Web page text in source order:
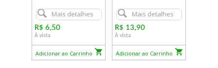
Mais detalhes
R$ 6,50
À vista
Adicionar ao Carrinho
Mais detalhes
R$ 13,90
À vista
Adicionar ao Carrinho